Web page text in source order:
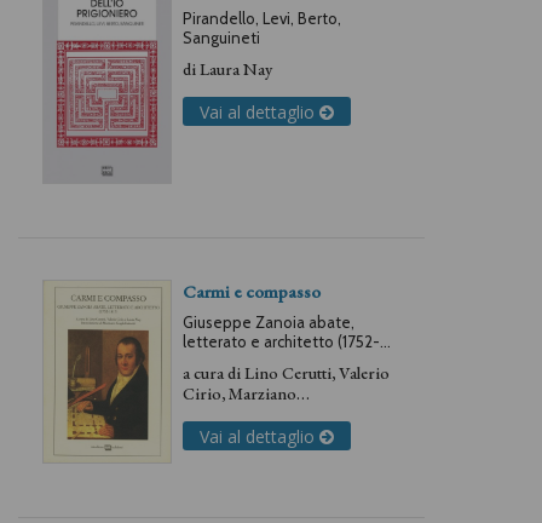
Pirandello, Levi, Berto,
Sanguineti
diLaura Nay
Vai al dettaglio
Carmi e compasso
Giuseppe Zanoia abate,
letterato e architetto (1752-
a cura diLino Cerutti,Valerio
Cirio,Marziano
Vai al dettaglio